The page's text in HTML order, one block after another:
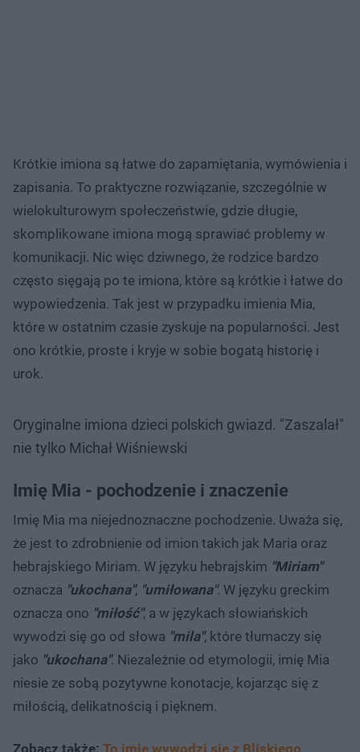
Krótkie imiona są łatwe do zapamiętania, wymówienia i
zapisania. To praktyczne rozwiązanie, szczególnie w
wielokulturowym społeczeństwie, gdzie długie,
skomplikowane imiona mogą sprawiać problemy w
komunikacji. Nic więc dziwnego, że rodzice bardzo
często sięgają po te imiona, które są krótkie i łatwe do
wypowiedzenia. Tak jest w przypadku imienia Mia,
które w ostatnim czasie zyskuje na popularności. Jest
ono krótkie, proste i kryje w sobie bogatą historię i
urok.
Oryginalne imiona dzieci polskich gwiazd. "Zaszalał"
nie tylko Michał Wiśniewski
Imię Mia - pochodzenie i znaczenie
Imię Mia ma niejednoznaczne pochodzenie. Uważa się,
że jest to zdrobnienie od imion takich jak Maria oraz
hebrajskiego Miriam. W języku hebrajskim "Miriam"
oznacza "ukochana", "umiłowana". W języku greckim
oznacza ono "miłość", a w językach słowiańskich
wywodzi się go od słowa "mila", które tłumaczy się
jako "ukochana". Niezależnie od etymologii, imię Mia
niesie ze sobą pozytywne konotacje, kojarząc się z
miłością, delikatnością i pięknem.
Zobacz także: To imię wywodzi się z Bliskiego